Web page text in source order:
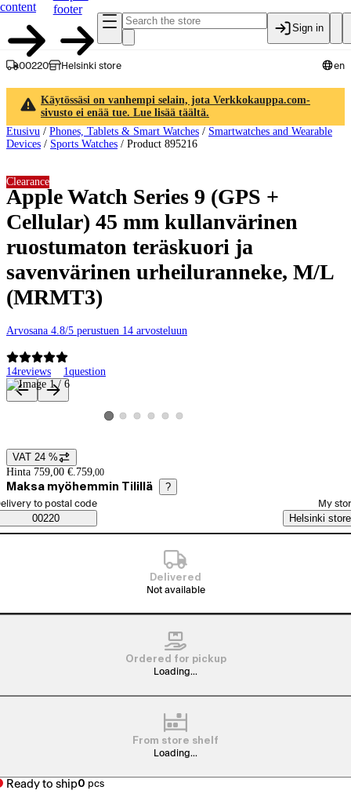
content
footer
Sign in
00220 Helsinki store en
Käytössäsi on vanhempi selain, jota Verkkokauppa.com-
sivusto ei enää tue. Lue lisää täältä.
Etusivu / Phones, Tablets & Smart Watches / Smartwatches and Wearable
Devices / Sports Watches / Product 895216
Apple Watch Series 9 (GPS +
Cellular) 45 mm kullanvärinen
ruostumaton teräskuori ja
savenvärinen urheiluranneke, M/L
(MRMT3)
Arvosana 4.8/5 perustuen 14 arvosteluun
14reviews 1question
Clearance
Product images and videos
View product image 1
View product image 2
View product image 3
View product image 4
View product image 5
View product image 6
Price details
VAT 24 %
Hinta 759,00 €. 759,00
Maksa myöhemmin Tilillä ?
Saatavuustiedot
order method
to postal code
00220
My
Helsinki store
Delivered
Not available
Ordered for pickup
Loading...
From store shelf
Loading...
Ready to ship0 pcs